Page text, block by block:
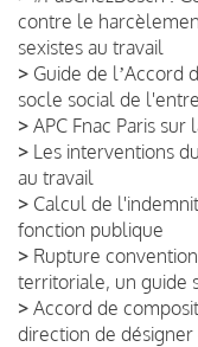
contre le
sexistes au travail
> Guide de lʼAccord
socle social de
> APC Fnac Paris
> Les interventions
au travail
> Calcul de
fonction publique
> Rupture
territoriale, un guide
> Accord de
direction de